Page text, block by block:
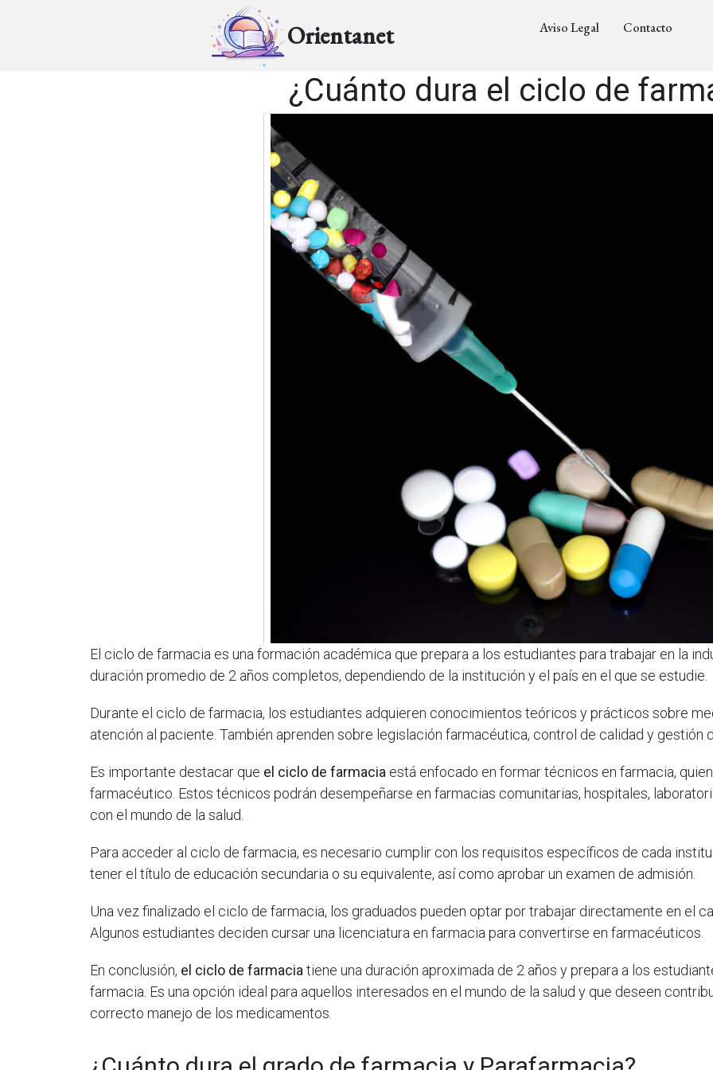
Orientanet Aviso Legal Contacto
¿Cuánto dura el ciclo de
El ciclo de farmacia es una formación académica que prepara a los estudiantes para trabajar en la
duración promedio de 2 años completos, dependiendo de la institución y el país en el que se estudie.
Durante el ciclo de farmacia, los estudiantes adquieren conocimientos teóricos y prácticos sobre
atención al paciente. También aprenden sobre legislación farmacéutica, control de calidad y gestión
Es importante destacar que el ciclo de farmacia está enfocado en formar técnicos en farmacia,
farmacéutico. Estos técnicos podrán desempeñarse en farmacias comunitarias, hospitales,
con el mundo de la salud.
Para acceder al ciclo de farmacia, es necesario cumplir con los requisitos específicos de cada
tener el título de educación secundaria o su equivalente, así como aprobar un examen de admisión.
Una vez finalizado el ciclo de farmacia, los graduados pueden optar por trabajar directamente en el
Algunos estudiantes deciden cursar una licenciatura en farmacia para convertirse en farmacéuticos.
En conclusión, el ciclo de farmacia tiene una duración aproximada de 2 años y prepara a los
farmacia. Es una opción ideal para aquellos interesados en el mundo de la salud y que deseen
correcto manejo de los medicamentos.